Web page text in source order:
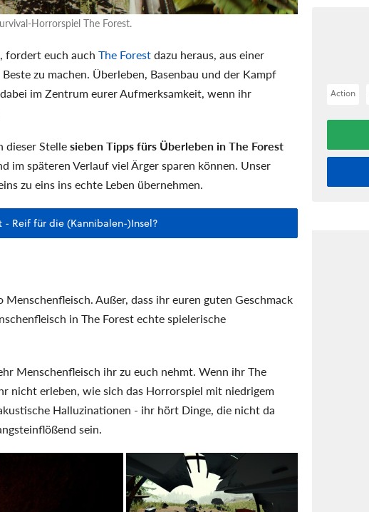
Horrorspiel The Forest.
fordert euch auch The Forestdazu heraus, aus einer
zu machen. Überleben, Basenbau und der Kampf
im Zentrum eurer Aufmerksamkeit, wenn ihr
dieser Stellesieben Tipps fürs Überleben in The Forest
im späteren Verlauf viel Ärger sparen können. Unser
zu eins ins echte Leben übernehmen.
- Reif für die (Kannibalen-)Insel?
Menschenfleisch. Außer, dass ihr euren guten Geschmack
in The Forest echte spielerische
Menschenfleisch ihr zu euch nehmt. Wenn ihr The
nicht erleben, wie sich das Horrorspiel mit niedrigem
Halluzinationen - ihr hört Dinge, die nicht da
sein.
Action